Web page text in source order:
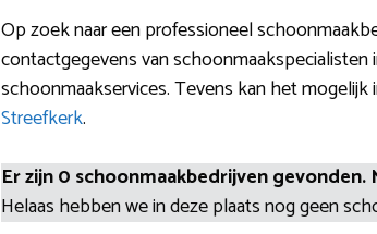
Op zoek naar een professioneel
contactgegevens van
schoonmaakservices. Tevens kan het
Streefkerk.
Er zijn 0 schoonmaakbedrijven gevonden.
Helaas hebben we in deze plaats nog geen